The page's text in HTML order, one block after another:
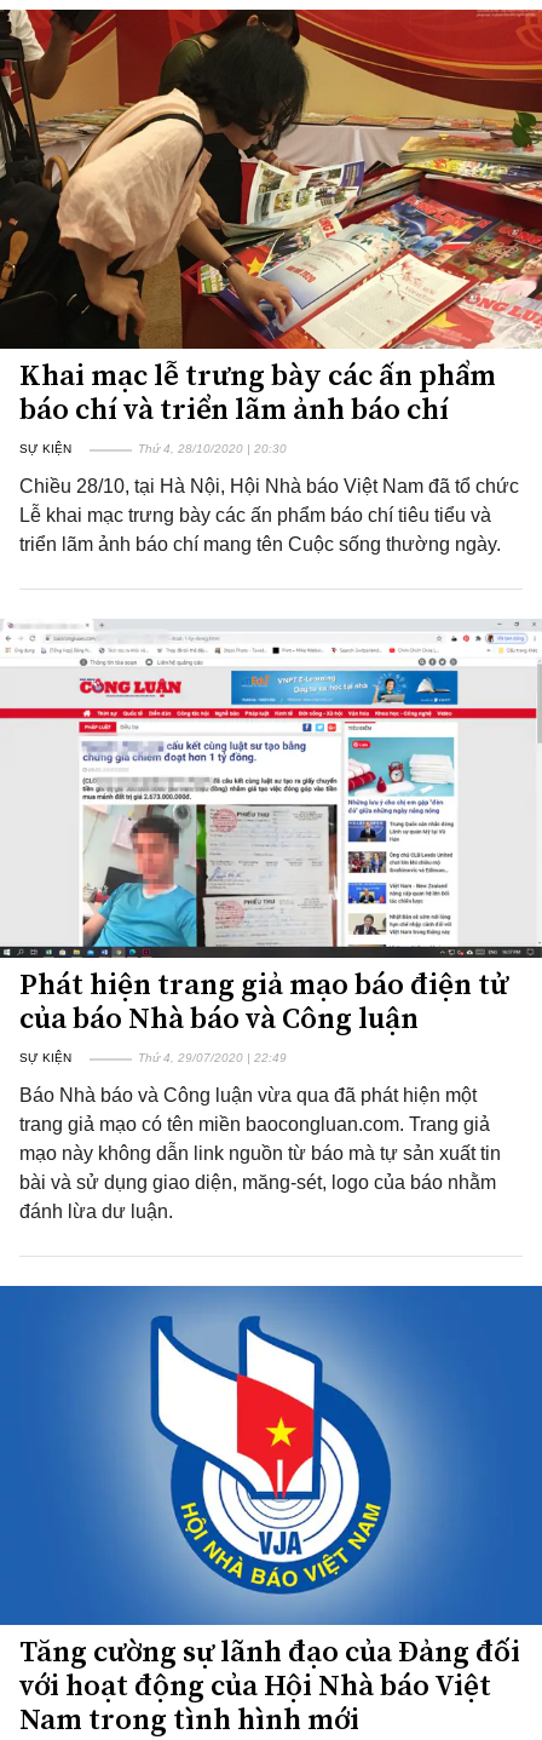
Khai mạc lễ trưng bày các ấn phẩm
báo chí và triển lãm ảnh báo chí
SỰ KIỆN Thứ 4, 28/10/2020 | 20:30
Chiều 28/10, tại Hà Nội, Hội Nhà báo Việt Nam đã tổ chức
Lễ khai mạc trưng bày các ấn phẩm báo chí tiêu tiểu và
triển lãm ảnh báo chí mang tên Cuộc sống thường ngày.
Phát hiện trang giả mạo báo điện tử
của báo Nhà báo và Công luận
SỰ KIỆN Thứ 4, 29/07/2020 | 22:49
Báo Nhà báo và Công luận vừa qua đã phát hiện một
trang giả mạo có tên miền baocongluan.com. Trang giả
mạo này không dẫn link nguồn từ báo mà tự sản xuất tin
bài và sử dụng giao diện, măng-sét, logo của báo nhằm
đánh lừa dư luận.
Tăng cường sự lãnh đạo của Đảng đối
với hoạt động của Hội Nhà báo Việt
Nam trong tình hình mới